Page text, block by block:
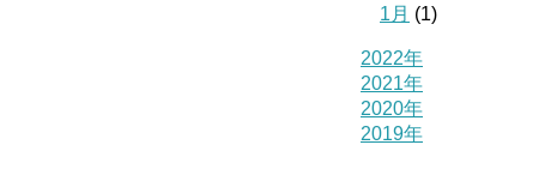
1月 (1)
2022年
2021年
2020年
2019年